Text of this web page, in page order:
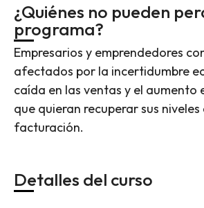
¿Quiénes no pueden
programa?
Empresarios y emprendedores
afectados por la incertidumbre
caída en las ventas y el aumento
que quieran recuperar sus
facturación.
Detalles del curso